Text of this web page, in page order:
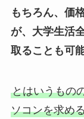
もちろん、価
が、大学生活
取ることも可
とはいうもの
ソコンを求め